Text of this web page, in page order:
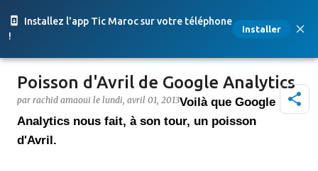
Installez l'app Tic Maroc sur votre téléphone
!
Installer
Accéder au contenu principal
Poisson d'Avril de Google Analytics
par rachid amaoui le lundi, avril 01, 2013Voilà que Google
Analytics nous fait, à son tour, un poisson
d'Avril.